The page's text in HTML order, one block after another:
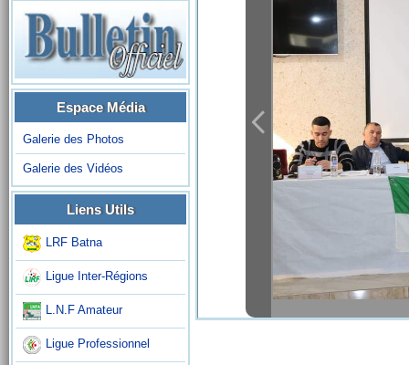
Espace Média
Galerie des Photos
Galerie des Vidéos
Liens Utils
LRF Batna
Ligue Inter-Régions
L.N.F Amateur
Ligue Professionnel